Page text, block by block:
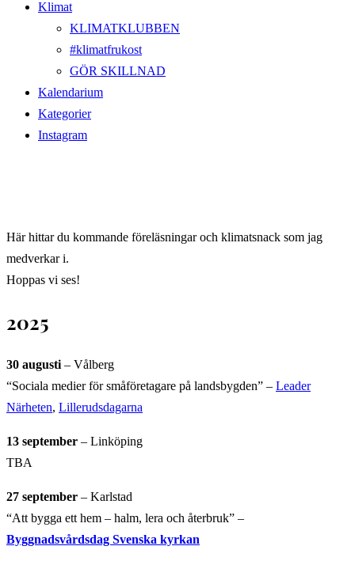
Klimat
KLIMATKLUBBEN
#klimatfrukost
GÖR SKILLNAD
Kalendarium
Kategorier
Instagram
Här hittar du kommande föreläsningar och klimatsnack som jag
medverkar i.
Hoppas vi ses!
2025
30 augusti – Vålberg
“Sociala medier för småföretagare på landsbygden” – Leader
Närheten, Lillerudsdagarna
13 september – Linköping
TBA
27 september – Karlstad
“Att bygga ett hem – halm, lera och återbruk” –
Byggnadsvårdsdag Svenska kyrkan